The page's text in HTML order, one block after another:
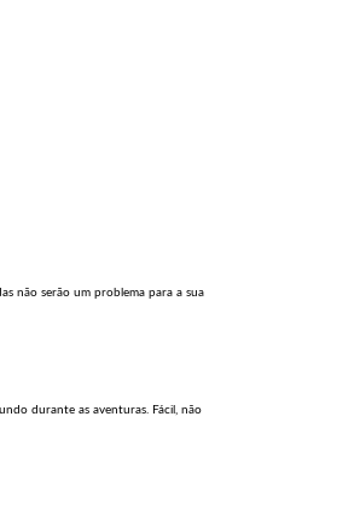
não serão um problema para a sua
durante as aventuras. Fácil, não